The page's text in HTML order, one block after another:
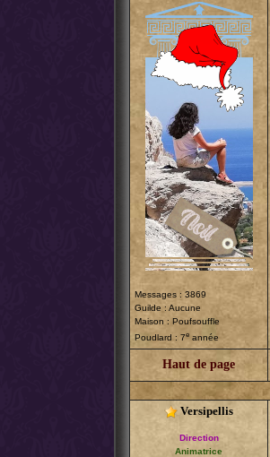
Messages : 3869
Guilde : Aucune
Maison : Poufsouffle
Poudlard : 7e année
Haut de page
Versipellis
Direction
Animatrice